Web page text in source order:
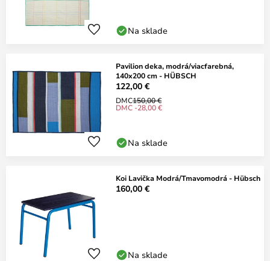
Na sklade
Pavilion deka, modrá/viacfarebná,
140x200 cm - HÜBSCH
122,00 €
DMC150,00 €
DMC -28,00 €
Na sklade
Koi Lavička Modrá/Tmavomodrá - Hübsch
160,00 €
Na sklade